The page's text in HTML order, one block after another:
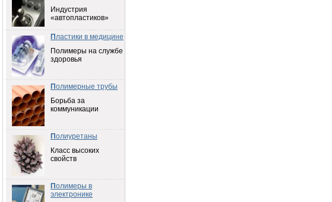
Индустрия
«автопластиков»
Пластики в медицине
Полимеры на службе
здоровья
Полимерные трубы
Борьба за
коммуникации
Полиуретаны
Класс высоких
свойств
Полимеры в
электронике